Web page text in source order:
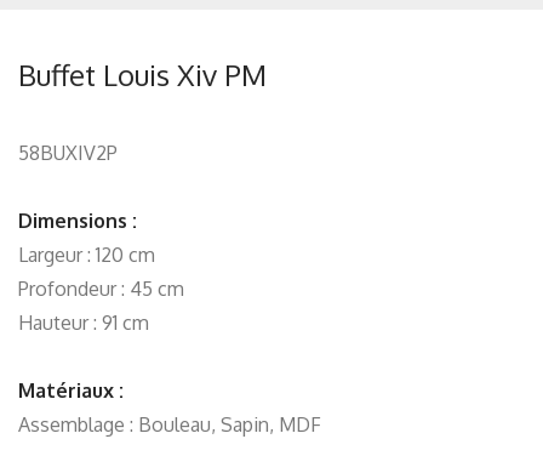
Buffet Louis Xiv PM
58BUXIV2P
Dimensions :
Largeur : 120 cm
Profondeur : 45 cm
Hauteur : 91 cm
Matériaux :
Assemblage : Bouleau, Sapin, MDF